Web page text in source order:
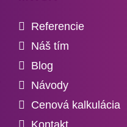
Referencie
Náš tím
Blog
Návody
Cenová kalkulácia
Kontakt